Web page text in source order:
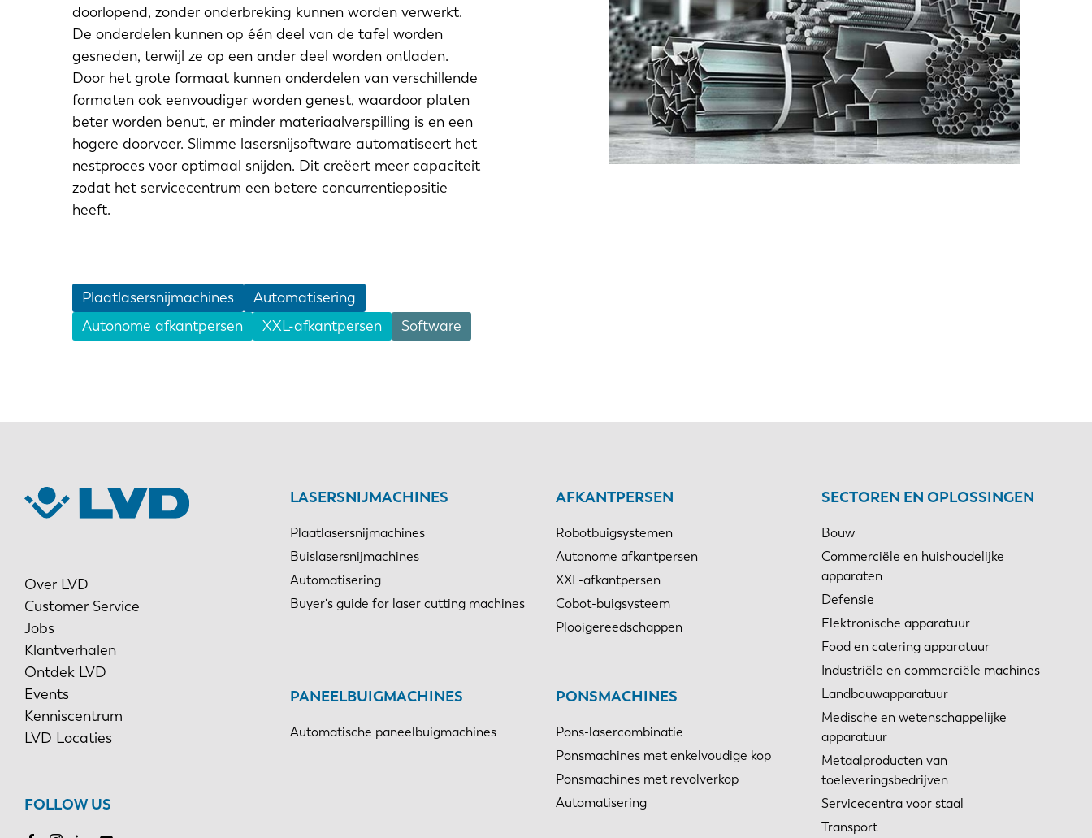
doorlopend, zonder onderbreking kunnen worden verwerkt.
De onderdelen kunnen op één deel van de tafel worden
gesneden, terwijl ze op een ander deel worden ontladen.
Door het grote formaat kunnen onderdelen van verschillende
formaten ook eenvoudiger worden genest, waardoor platen
beter worden benut, er minder materiaalverspilling is en een
hogere doorvoer. Slimme lasersnijsoftware automatiseert het
nestproces voor optimaal snijden. Dit creëert meer capaciteit
zodat het servicecentrum een betere concurrentiepositie
heeft.
Plaatlasersnijmachines
Automatisering
Autonome afkantpersen
XXL-afkantpersen Software
Over LVD
Customer Service
Jobs
Klantverhalen
Ontdek LVD
Events
Kenniscentrum
LVD Locaties
FOLLOW US
LASERSNIJMACHINES
Plaatlasersnijmachines
Buislasersnijmachines
Automatisering
Buyer's guide for laser cutting machines
AFKANTPERSEN
Robotbuigsystemen
Autonome afkantpersen
XXL-afkantpersen
Cobot-buigsysteem
Plooigereedschappen
PANEELBUIGMACHINES
Automatische paneelbuigmachines
PONSMACHINES
Pons-lasercombinatie
Ponsmachines met enkelvoudige kop
Ponsmachines met revolverkop
Automatisering
SECTOREN EN OPLOSSINGEN
Bouw
Commerciële en huishoudelijke
apparaten
Defensie
Elektronische apparatuur
Food en catering apparatuur
Industriële en commerciële machines
Landbouwapparatuur
Medische en wetenschappelijke
apparatuur
Metaalproducten van
toeleveringsbedrijven
Servicecentra voor staal
Transport
PL